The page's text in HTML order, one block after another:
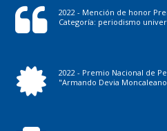
2022 - Mención de honor
Categoría: periodismo
2022 - Premio Nacional de
"Armando Devia